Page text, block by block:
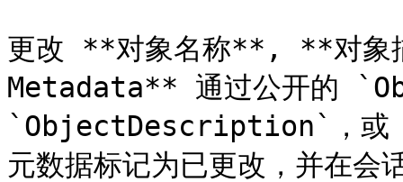
更改 **对象名称**, **对
Metadata** 通过公开的
`ObjectDescription`，或
元数据标记为已更改，并在会